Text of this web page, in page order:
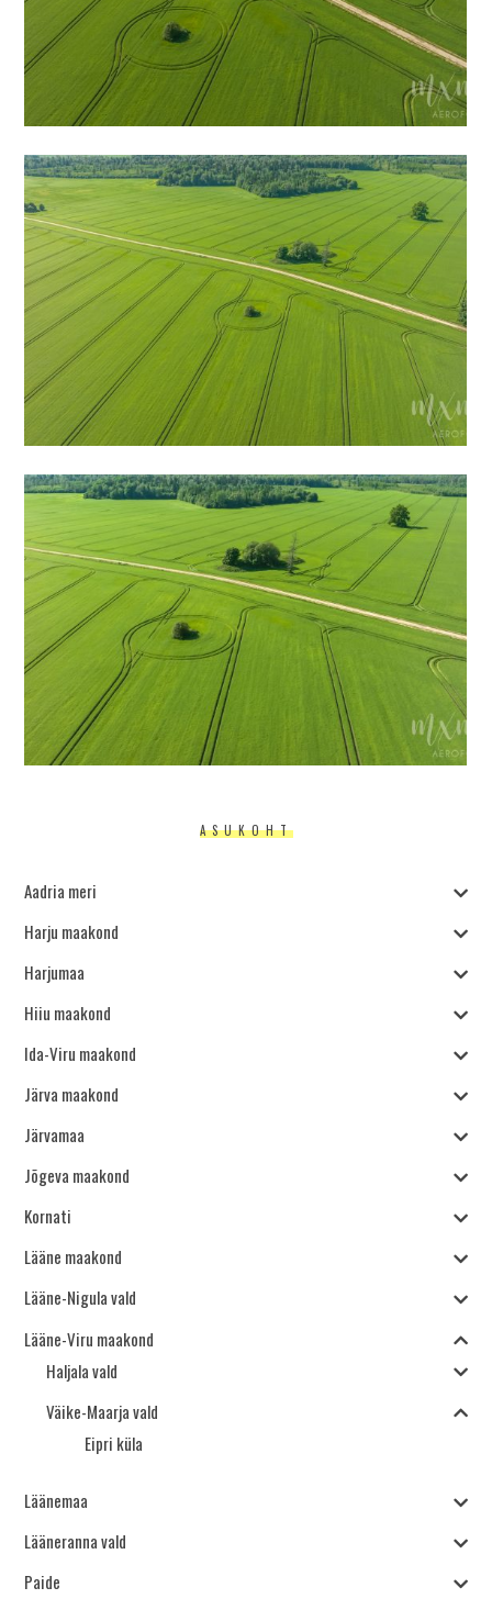
ASUKOHT
Aadria meri
Harju maakond
Harjumaa
Hiiu maakond
Ida-Viru maakond
Järva maakond
Järvamaa
Jõgeva maakond
Kornati
Lääne maakond
Lääne-Nigula vald
Lääne-Viru maakond
Haljala vald
Väike-Maarja vald
Eipri küla
Läänemaa
Lääneranna vald
Paide